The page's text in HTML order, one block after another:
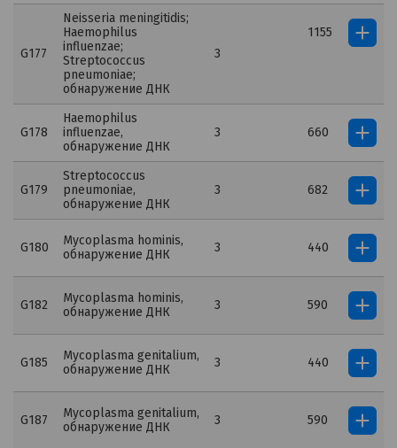
G177
Neisseria meningitidis;
Haemophilus
influenzae;
Streptococcus
pneumoniae;
обнаружение ДНК
3
1155
G178
Haemophilus
influenzae,
обнаружение ДНК
3 660
G179
Streptococcus
pneumoniae,
обнаружение ДНК
3 682
G180
Mycoplasma hominis,
обнаружение ДНК
3 440
G182
Mycoplasma hominis,
обнаружение ДНК
3 590
G185
Mycoplasma genitalium,
обнаружение ДНК
3 440
G187
Mycoplasma genitalium,
обнаружение ДНК
3 590